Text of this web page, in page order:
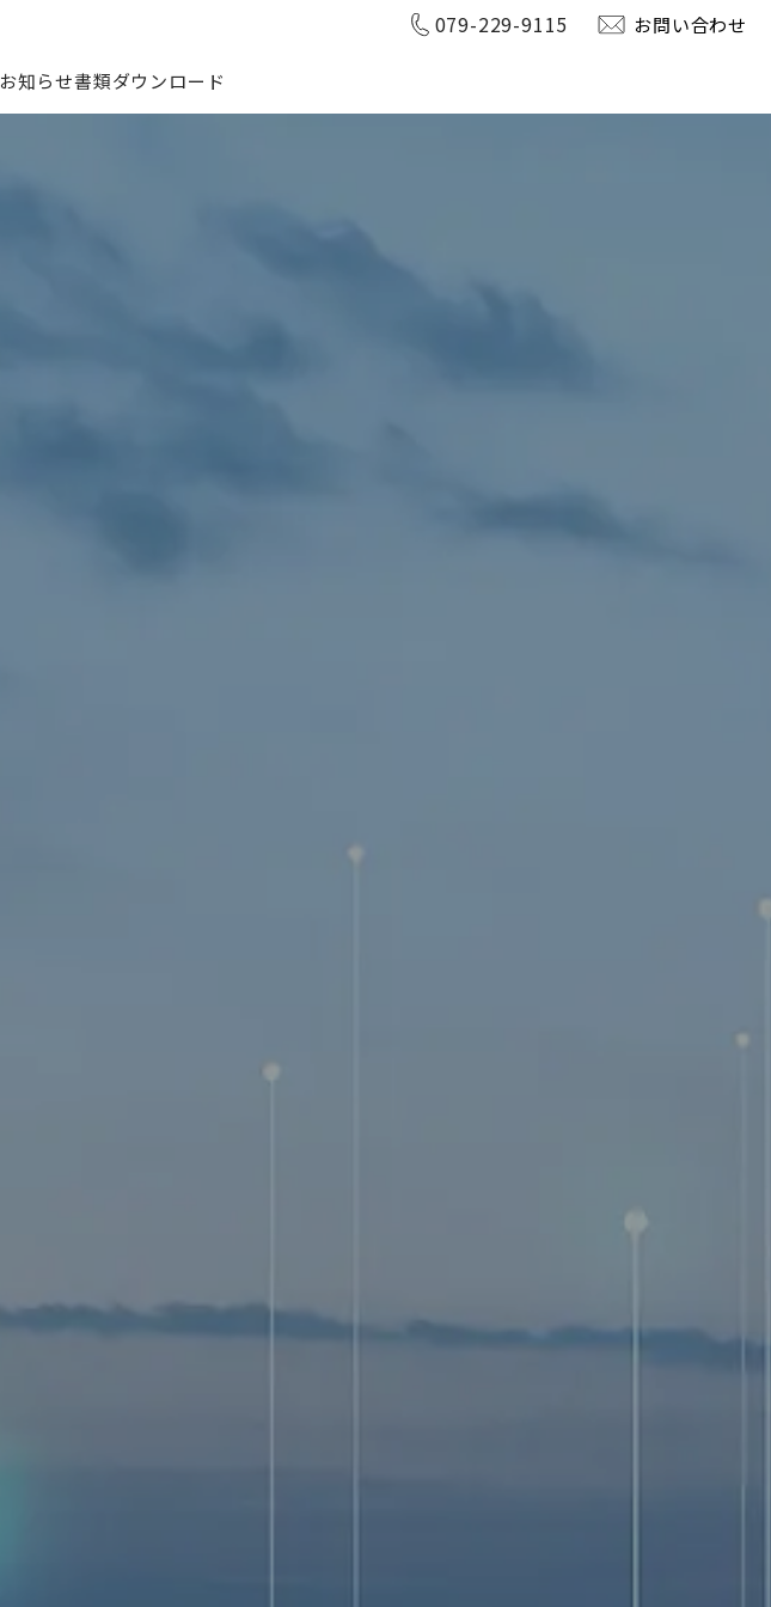
079-229-9115 お問い合わせ
お知らせ書類ダウンロード